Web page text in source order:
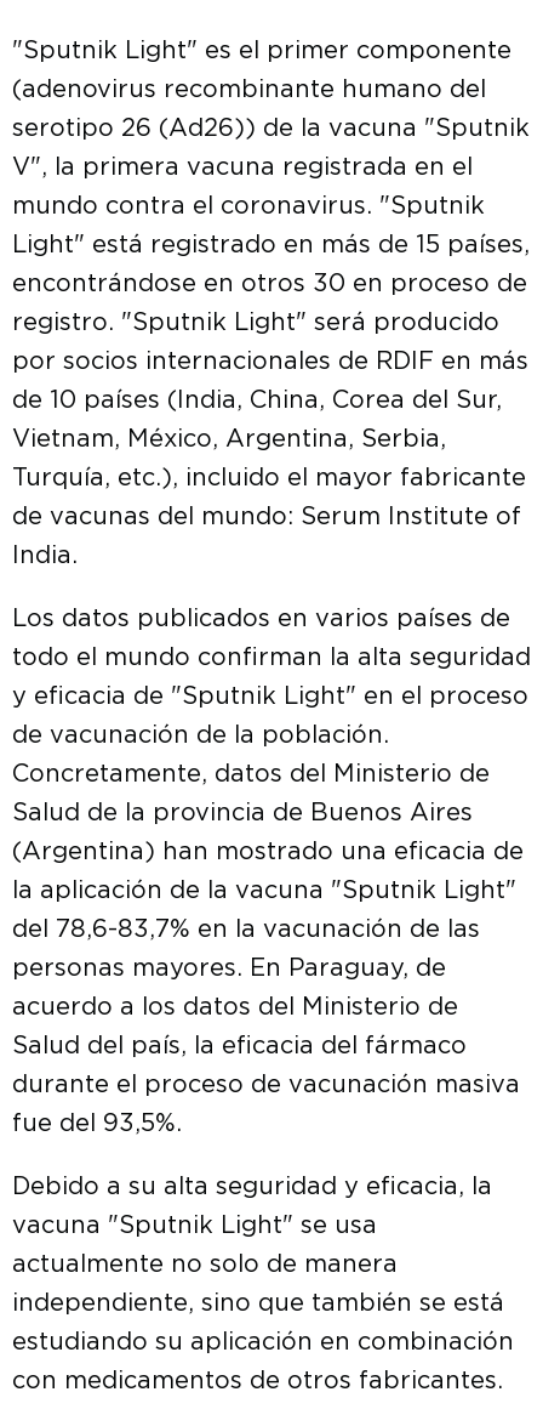
"Sputnik Light" es el primer componente
(adenovirus recombinante humano del
serotipo 26 (Ad26)) de la vacuna "Sputnik
V", la primera vacuna registrada en el
mundo contra el coronavirus. "Sputnik
Light" está registrado en más de 15 países,
encontrándose en otros 30 en proceso de
registro. "Sputnik Light" será producido
por socios internacionales de RDIF en más
de 10 países (India, China, Corea del Sur,
Vietnam, México, Argentina, Serbia,
Turquía, etc.), incluido el mayor fabricante
de vacunas del mundo: Serum Institute of
India.
Los datos publicados en varios países de
todo el mundo confirman la alta seguridad
y eficacia de "Sputnik Light" en el proceso
de vacunación de la población.
Concretamente, datos del Ministerio de
Salud de la provincia de Buenos Aires
(Argentina) han mostrado una eficacia de
la aplicación de la vacuna "Sputnik Light"
del 78,6-83,7% en la vacunación de las
personas mayores. En Paraguay, de
acuerdo a los datos del Ministerio de
Salud del país, la eficacia del fármaco
durante el proceso de vacunación masiva
fue del 93,5%.
Debido a su alta seguridad y eficacia, la
vacuna "Sputnik Light" se usa
actualmente no solo de manera
independiente, sino que también se está
estudiando su aplicación en combinación
con medicamentos de otros fabricantes.